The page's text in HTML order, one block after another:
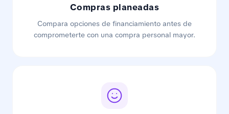
Compras planeadas
Compara opciones de financiamiento antes de
comprometerte con una compra personal mayor.